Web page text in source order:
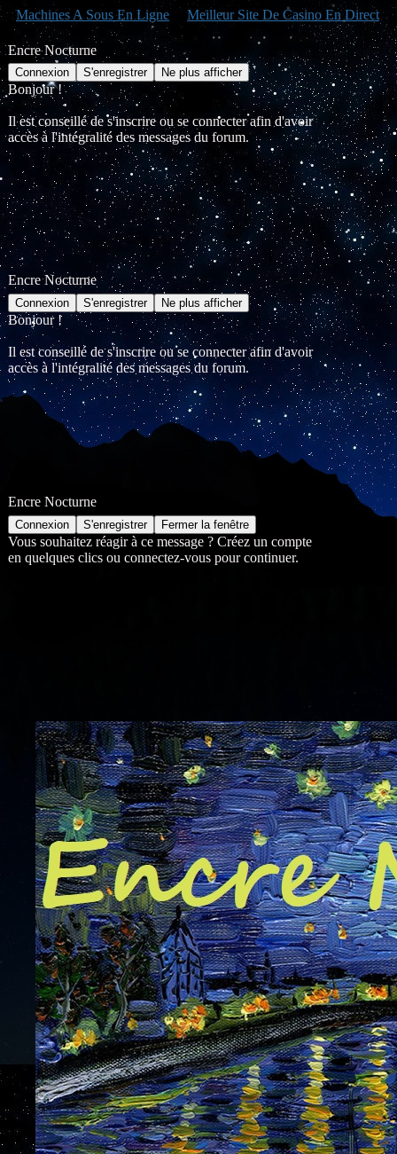
Machines A Sous En Ligne Meilleur Site De Casino En Direct
Encre Nocturne
Bonjour !
Il est conseillé de s'inscrire ou se connecter afin d'avoir
accès à l'intégralité des messages du forum.
Encre Nocturne
Bonjour !
Il est conseillé de s'inscrire ou se connecter afin d'avoir
accès à l'intégralité des messages du forum.
Encre Nocturne
Vous souhaitez réagir à ce message ? Créez un compte
en quelques clics ou connectez-vous pour continuer.